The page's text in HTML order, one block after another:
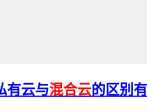
有云与混合云的区别